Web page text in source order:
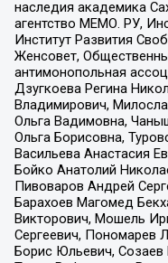
наследия академика
агентство МЕМО. РУ,
Институт Развития
Женсовет,
антимонопольная
Дзугкоева Регина
Владимирович,
Ольга Вадимовна,
Ольга Борисовна,
Васильева Анастасия
Бойко Анатолий
Пивоваров Андрей
Барахоев Магомед
Викторович, Мошель
Сергеевич, Пономарев
Борис Юльевич, Созаев